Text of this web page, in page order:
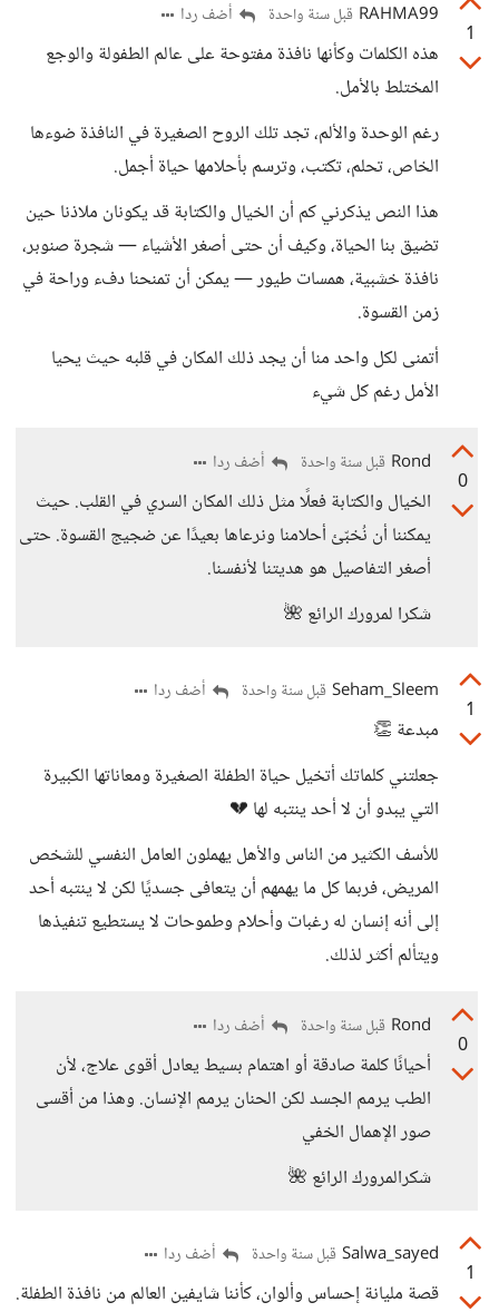
1
RAHMA99 قبل سنة واحدة أضف ردا
هذه الكلمات وكأنها نافذة مفتوحة على عالم الطفولة والوجع
المختلط بالأمل.
رغم الوحدة والألم، تجد تلك الروح الصغيرة في النافذة ضوءها
الخاص، تحلم، تكتب، وترسم بأحلامها حياة أجمل.
هذا النص يذكرني كم أن الخيال والكتابة قد يكونان ملاذنا حين
تضيق بنا الحياة، وكيف أن حتى أصغر الأشياء — شجرة صنوبر،
نافذة خشبية، همسات طيور — يمكن أن تمنحنا دفء وراحة في
زمن القسوة.
أتمنى لكل واحد منا أن يجد ذلك المكان في قلبه حيث يحيا
الأمل رغم كل شيء
0
Rond قبل سنة واحدة أضف ردا
الخيال والكتابة فعلًا مثل ذلك المكان السري في القلب. حيث
يمكننا أن نُخبّئ أحلامنا ونرعاها بعيدًا عن ضجيج القسوة. حتى
أصغر التفاصيل هو هديتنا لأنفسنا.
شكرا لمرورك الرائع 🌺
1
Seham_Sleem قبل سنة واحدة أضف ردا
مبدعة 👏
جعلتني كلماتك أتخيل حياة الطفلة الصغيرة ومعاناتها الكبيرة
التي يبدو أن لا أحد ينتبه لها 💔
للأسف الكثير من الناس والأهل يهملون العامل النفسي للشخص
المريض، فربما كل ما يهمهم أن يتعافى جسديًا لكن لا ينتبه أحد
إلى أنه إنسان له رغبات وأحلام وطموحات لا يستطيع تنفيذها
ويتألم أكثر لذلك.
0
Rond قبل سنة واحدة أضف ردا
أحيانًا كلمة صادقة أو اهتمام بسيط يعادل أقوى علاج، لأن
الطب يرمم الجسد لكن الحنان يرمم الإنسان. وهذا من أقسى
صور الإهمال الخفي
شكرالمرورك الرائع 🌺
1
Salwa_sayed قبل سنة واحدة أضف ردا
قصة مليانة إحساس وألوان، كأننا شايفين العالم من نافذة الطفلة.